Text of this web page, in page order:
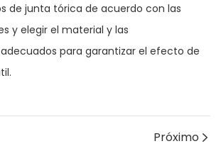
de junta tórica de acuerdo con las
y elegir el material y las
para garantizar el efecto de
Próximo